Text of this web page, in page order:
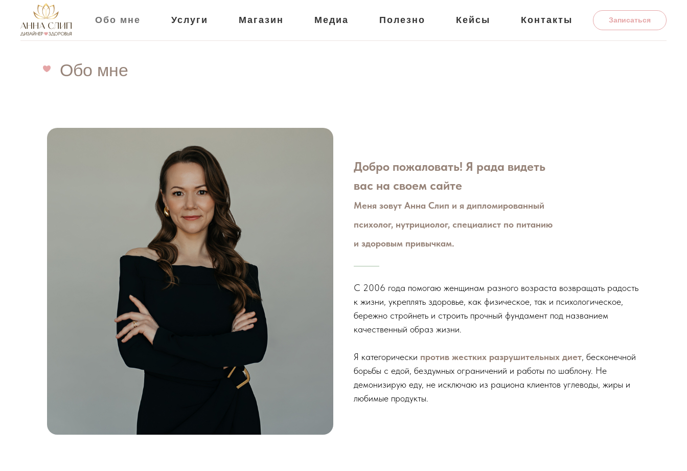
Обо мне Услуги Магазин Медиа Полезно Кейсы Контакты Записаться
Обо мне
Добро пожаловать! Я рада видеть
вас на своем сайте
Меня зовут Анна Слип и я дипломированный
психолог, нутрициолог, специалист по питанию
и здоровым привычкам.
С 2006 года помогаю женщинам разного возраста возвращать радость
к жизни, укреплять здоровье, как физическое, так и психологическое,
бережно стройнеть и строить прочный фундамент под названием
качественный образ жизни.
Я категорически против жестких разрушительных диет, бесконечной
борьбы с едой, бездумных ограничений и работы по шаблону. Не
демонизирую еду, не исключаю из рациона клиентов углеводы, жиры и
любимые продукты.